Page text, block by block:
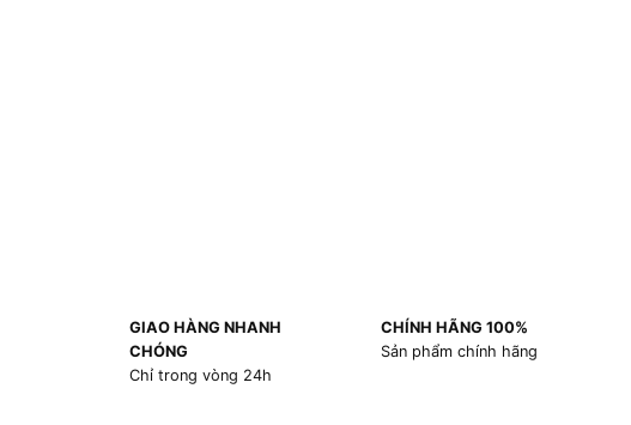
GIAO HÀNG NHANH
CHÓNG
Chỉ trong vòng 24h
CHÍNH HÃNG 100%
Sản phẩm chính hãng